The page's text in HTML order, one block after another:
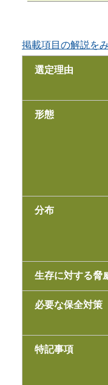
掲載項目の解説を
選定理由
形態
分布
生存に対する脅
必要な保全対策
特記事項